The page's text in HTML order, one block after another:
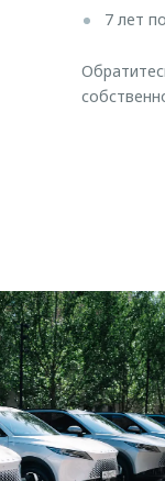
7 лет